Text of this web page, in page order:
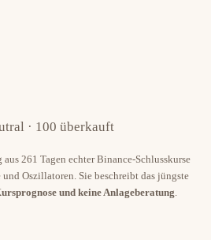
· 100 überkauft
261 Tagen echter Binance-Schlusskurse
Oszillatoren. Sie beschreibt das jüngste
und keine Anlageberatung.